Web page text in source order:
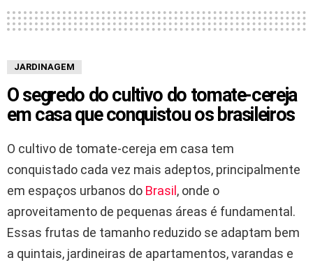
JARDINAGEM
O segredo do cultivo do tomate-cereja
em casa que conquistou os brasileiros
O cultivo de tomate-cereja em casa tem
conquistado cada vez mais adeptos, principalmente
em espaços urbanos do Brasil , onde o
aproveitamento de pequenas áreas é fundamental.
Essas frutas de tamanho reduzido se adaptam bem
a quintais, jardineiras de apartamentos, varandas e